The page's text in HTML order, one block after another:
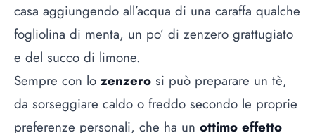
casa aggiungendo all’acqua di una caraffa qualche
fogliolina di menta, un po’ di zenzero grattugiato
e del succo di limone.
Sempre con lo zenzero si può preparare un tè,
da sorseggiare caldo o freddo secondo le proprie
preferenze personali, che ha un ottimo effetto